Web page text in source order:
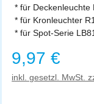
* für Deckenleuchte
* für Kronleuchter
* für Spot-Serie
Regulärer Preis:
9,97 €
inkl. gesetzl. MwSt.